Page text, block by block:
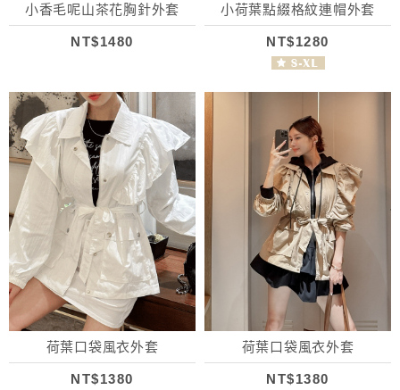
小香毛呢山茶花胸針外套
NT$1480
小荷葉點綴格紋連帽外套
NT$1280
荷葉口袋風衣外套
NT$1380
荷葉口袋風衣外套
NT$1380